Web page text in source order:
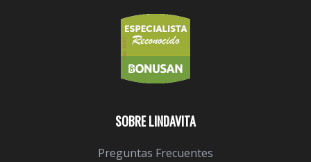
SOBRE LINDAVITA
Preguntas Frecuentes